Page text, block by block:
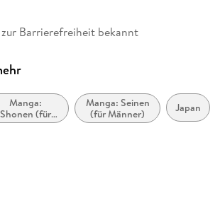
Barrierefreiheit bekannt
Manga:
Shonen (für
Jungen im
Manga: Seinen
(für Männer)
Japan